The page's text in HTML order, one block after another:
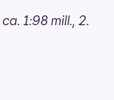
1:98 mill., 2.